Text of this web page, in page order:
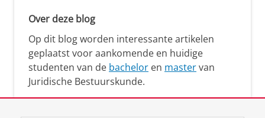
Over deze blog
Op dit blog worden interessante artikelen
geplaatst voor aankomende en huidige
studenten van de bachelor en mastervan
Juridische Bestuurskunde.